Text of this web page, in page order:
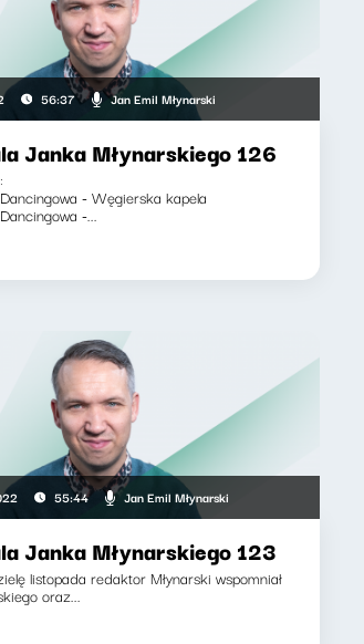
56:37 Jan Emil Młynarski
Janka Młynarskiego 126
- Węgierska kapela
-...
55:44 Jan Emil Młynarski
Janka Młynarskiego 123
listopada redaktor Młynarski wspomniał
oraz...